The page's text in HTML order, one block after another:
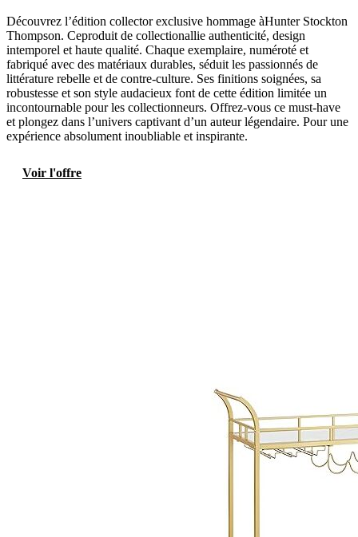
Découvrez l’édition collector exclusive hommage àHunter Stockton
Thompson. Ceproduit de collectionallie authenticité, design
intemporel et haute qualité. Chaque exemplaire, numéroté et
fabriqué avec des matériaux durables, séduit les passionnés de
littérature rebelle et de contre-culture. Ses finitions soignées, sa
robustesse et son style audacieux font de cette édition limitée un
incontournable pour les collectionneurs. Offrez-vous ce must-have
et plongez dans l’univers captivant d’un auteur légendaire. Pour une
expérience absolument inoubliable et inspirante.
Voir l'offre